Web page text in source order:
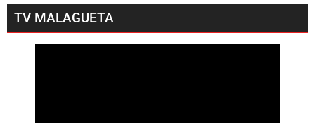
TV MALAGUETA